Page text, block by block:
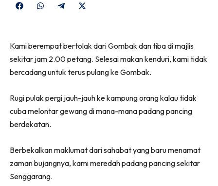
Share
Share
Share
(Twitter)
Kami berempat bertolak dari Gombak dan tiba di majlis
sekitar jam 2.00 petang. Selesai makan kenduri, kami tidak
bercadang untuk terus pulang ke Gombak.
Rugi pulak pergi jauh-jauh ke kampung orang kalau tidak
cuba melontar gewang di mana-mana padang pancing
berdekatan.
Berbekalkan maklumat dari sahabat yang baru menamat
zaman bujangnya, kami meredah padang pancing sekitar
Senggarang.